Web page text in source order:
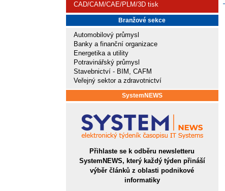
CAD/CAM/CAE/PLM/3D tisk
Branžové sekce
Automobilový průmysl
Banky a finanční organizace
Energetika a utility
Potravinářský průmysl
Stavebnictví - BIM, CAFM
Veřejný sektor a zdravotnictví
SystemNEWS
Přihlaste se k odběru newsletteru
SystemNEWS, který každý týden přináší
výběr článků z oblasti podnikové
informatiky